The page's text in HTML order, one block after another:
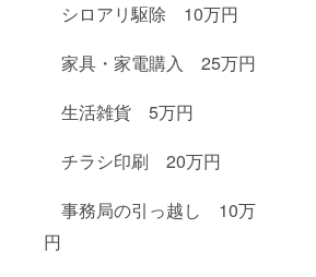
シロアリ駆除 10万円
家具・家電購入 25万円
生活雑貨 5万円
チラシ印刷 20万円
事務局の引っ越し 10万
円